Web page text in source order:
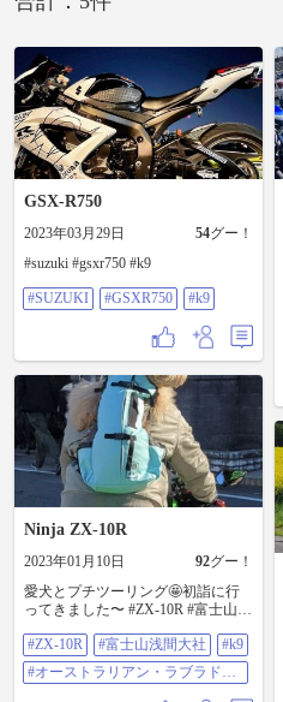
GSX-R750
2023年03月29日 54グー！
#suzuki #gsxr750 #k9
#SUZUKI #GSXR750 #k9
Ninja ZX-10R
2023年01月10日 92グー！
愛犬とプチツーリング🤩初詣に行
ってきました〜 #ZX-10R #富士山浅
ブラドゥードル
#ZX-10R #富士山浅間大社
#k9
#オーストラリアン・ラブラドゥ